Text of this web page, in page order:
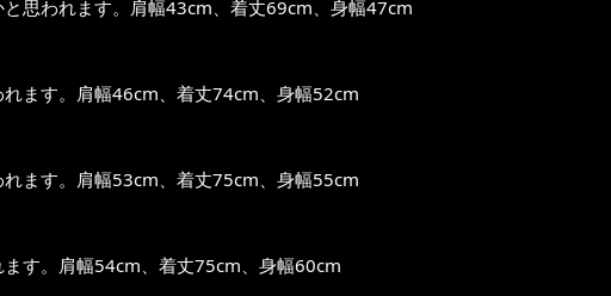
思われます。肩幅43cm、着丈69cm、身幅47cm
ます。肩幅46cm、着丈74cm、身幅52cm
ます。肩幅53cm、着丈75cm、身幅55cm
す。肩幅54cm、着丈75cm、身幅60cm